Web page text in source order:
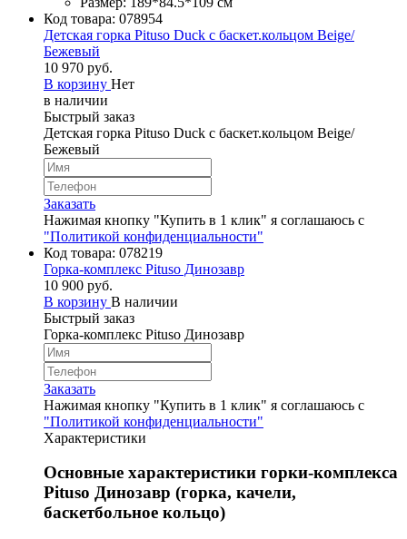
Код товара: 078954
Детская горка Pituso Duck с баскет.кольцом Beige/
Бежевый
10 970 руб.
В корзину Нет
в наличии
Быстрый заказ
Детская горка Pituso Duck с баскет.кольцом Beige/
Бежевый
Заказать
Нажимая кнопку "Купить в 1 клик" я соглашаюсь с
"Политикой конфиденциальности"
Код товара: 078219
Горка-комплекс Pituso Динозавр
10 900 руб.
В корзину В наличии
Быстрый заказ
Горка-комплекс Pituso Динозавр
Заказать
Нажимая кнопку "Купить в 1 клик" я соглашаюсь с
"Политикой конфиденциальности"
Характеристики
Основные характеристики горки‑комплекса
Pituso Динозавр (горка, качели,
баскетбольное кольцо)